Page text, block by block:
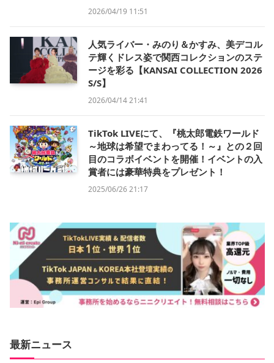
2026/04/19 11:51
人気ライバー・みのり＆かすみ、美デコル
テ輝くドレス姿で関西コレクションのステ
ージを彩る【KANSAI COLLECTION 2026
S/S】
2026/04/14 21:41
TikTok LIVEにて、『桃太郎電鉄ワールド
～地球は希望でまわってる！～』との２回
目のコラボイベントを開催！イベントの入
賞者には豪華特典をプレゼント！
2025/06/26 21:17
最新ニュース